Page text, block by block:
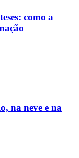
como a
na neve e na